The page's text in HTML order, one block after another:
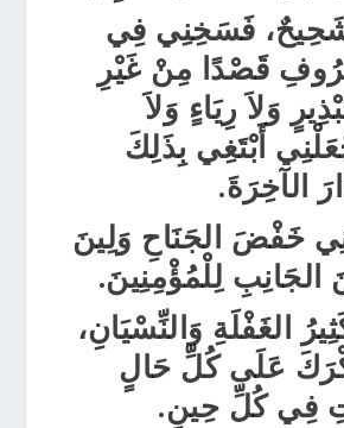
فَسَخِنِي فِي
قَصْدًا مِنْ غَيْرِ
وَلاَ رِيَاءٍ وَلاَ
أَبْتَغِي بِذَلِكَ
الآخِرَةَ.
خَفْضَ الجَنَاحِ وَلِينَ
الجَانِبِ لِلْمُؤْمِنِينَ.
الغَفْلَةِ وَالنِّسْيَانِ،
عَلَى كُلِّ حَالٍ
فِي كُلِّ حِينٍ.